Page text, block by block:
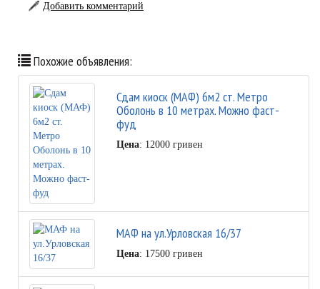
Добавить комментарий
Похожие объявления:
Сдам киоск (МАФ) 6м2 ст. Метро
Оболонь в 10 метрах. Можно фаст-
фуд
Цена: 12000 гривен
МАФ на ул.Урловская 16/37
Цена: 17500 гривен